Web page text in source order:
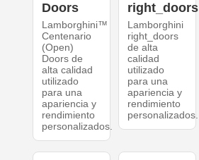
Doors
Lamborghini™
Centenario
(Open)
Doors de
alta calidad
utilizado
para una
apariencia y
rendimiento
personalizados.
right_doors
Lamborghini
right_doors
de alta
calidad
utilizado
para una
apariencia y
rendimiento
personalizados.